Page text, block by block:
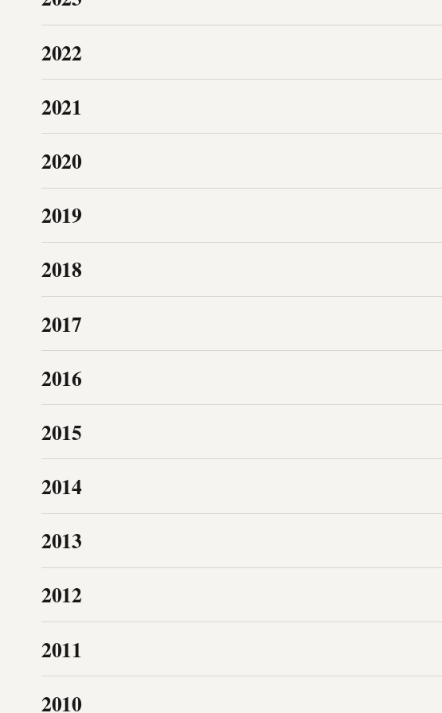
2022
2021
2020
2019
2018
2017
2016
2015
2014
2013
2012
2011
2010